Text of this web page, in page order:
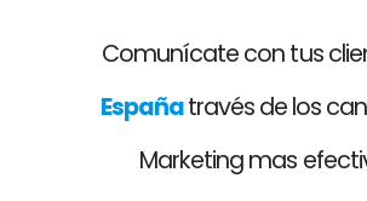
Comunícate con tus
Españatravés de los
Marketing mas